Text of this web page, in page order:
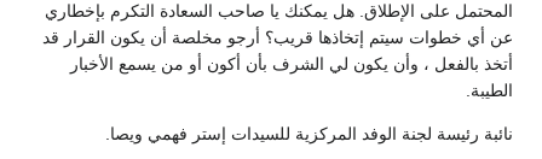
المحتمل على الإطلاق. هل يمكنك يا صاحب السعادة التكرم بإخطاري
عن أي خطوات سيتم إتخاذها قريب؟ أرجو مخلصة أن يكون القرار قد
أتخذ بالفعل ، وأن يكون لي الشرف بأن أكون أو من يسمع الأخبار
الطيبة.
نائبة رئيسة لجنة الوفد المركزية للسيدات إستر فهمي ويصا.